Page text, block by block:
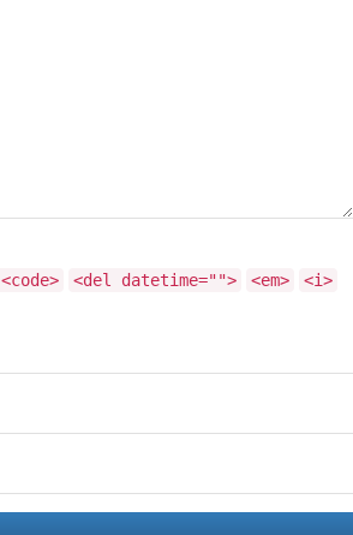
<code> <del datetime=""> <em>
<i>